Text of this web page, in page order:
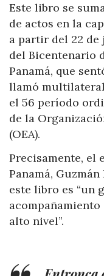
Este libro se
de actos en la
a partir del 22
del Bicentenario
Panamá, que
llamó
el 56 período
de la
(OEA).
Precisamente, el
Panamá,
este libro es “un
acompañamiento
alto nivel”.